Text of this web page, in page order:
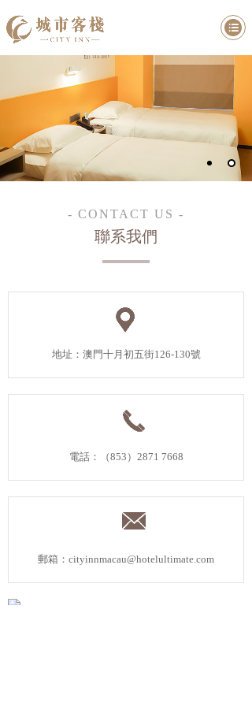
聯系我們
- CONTACT US -
地址：澳門十月初五街126-130號
電話：（853）2871 7668
郵箱：cityinnmacau@hotelultimate.com